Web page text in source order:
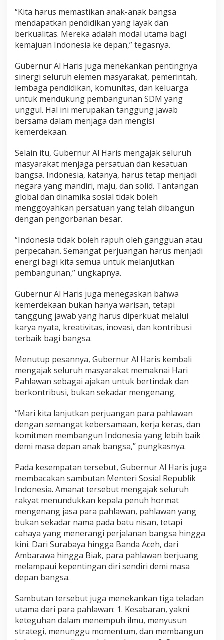
“Kita harus memastikan anak-anak bangsa
mendapatkan pendidikan yang layak dan
berkualitas. Mereka adalah modal utama bagi
kemajuan Indonesia ke depan,” tegasnya.
Gubernur Al Haris juga menekankan pentingnya
sinergi seluruh elemen masyarakat, pemerintah,
lembaga pendidikan, komunitas, dan keluarga
untuk mendukung pembangunan SDM yang
unggul. Hal ini merupakan tanggung jawab
bersama dalam menjaga dan mengisi
kemerdekaan.
Selain itu, Gubernur Al Haris mengajak seluruh
masyarakat menjaga persatuan dan kesatuan
bangsa. Indonesia, katanya, harus tetap menjadi
negara yang mandiri, maju, dan solid. Tantangan
global dan dinamika sosial tidak boleh
menggoyahkan persatuan yang telah dibangun
dengan pengorbanan besar.
“Indonesia tidak boleh rapuh oleh gangguan atau
perpecahan. Semangat perjuangan harus menjadi
energi bagi kita semua untuk melanjutkan
pembangunan,” ungkapnya.
Gubernur Al Haris juga menegaskan bahwa
kemerdekaan bukan hanya warisan, tetapi
tanggung jawab yang harus diperkuat melalui
karya nyata, kreativitas, inovasi, dan kontribusi
terbaik bagi bangsa.
Menutup pesannya, Gubernur Al Haris kembali
mengajak seluruh masyarakat memaknai Hari
Pahlawan sebagai ajakan untuk bertindak dan
berkontribusi, bukan sekadar mengenang.
“Mari kita lanjutkan perjuangan para pahlawan
dengan semangat kebersamaan, kerja keras, dan
komitmen membangun Indonesia yang lebih baik
demi masa depan anak bangsa,” pungkasnya.
Pada kesempatan tersebut, Gubernur Al Haris juga
membacakan sambutan Menteri Sosial Republik
Indonesia. Amanat tersebut mengajak seluruh
rakyat menundukkan kepala penuh hormat
mengenang jasa para pahlawan, pahlawan yang
bukan sekadar nama pada batu nisan, tetapi
cahaya yang menerangi perjalanan bangsa hingga
kini. Dari Surabaya hingga Banda Aceh, dari
Ambarawa hingga Biak, para pahlawan berjuang
melampaui kepentingan diri sendiri demi masa
depan bangsa.
Sambutan tersebut juga menekankan tiga teladan
utama dari para pahlawan: 1. Kesabaran, yakni
keteguhan dalam menempuh ilmu, menyusun
strategi, menunggu momentum, dan membangun